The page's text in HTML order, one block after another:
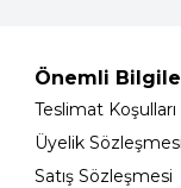
Önemli
Teslimat Koşulları
Üyelik Sözleşmesi
Satış Sözleşmesi